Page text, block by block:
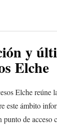
y
Elche
Elche reúne
este ámbito
de acceso